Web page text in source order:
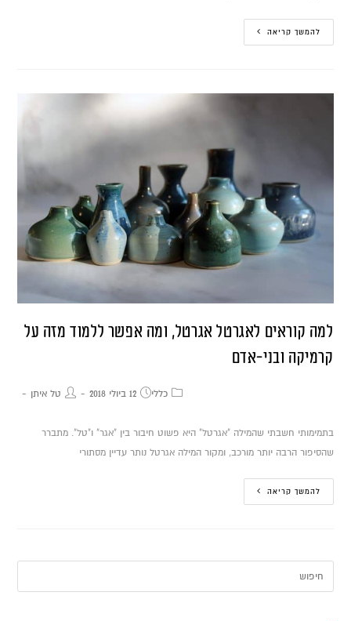
להמשך קריאה
למה קוראים לאגרטל אגרטל, ומה אפשר ללמוד מזה על
קרמיקה ובני-אדם
טל איתן 12 ביולי 2018 כללי
בתמימותי חשבתי שהמילה "אגרטל" היא פשוט חיבור בין "אגר" ו"טל". מתברר
שהסיפור הרבה יותר מורכב, ומקור המילה אגרטל נותר עדיין מסתורי
להמשך קריאה